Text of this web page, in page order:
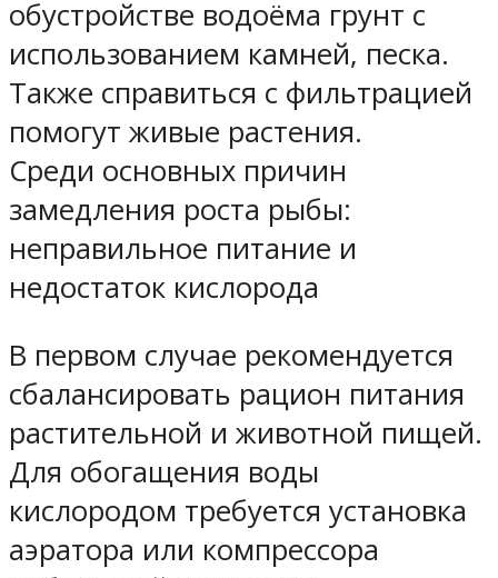
обустройстве водоёма грунт с
использованием камней, песка.
Также справиться с фильтрацией
помогут живые растения.
Среди основных причин
замедления роста рыбы:
неправильное питание и
недостаток кислорода
В первом случае рекомендуется
сбалансировать рацион питания
растительной и животной пищей.
Для обогащения воды
кислородом требуется установка
аэратора или компрессора